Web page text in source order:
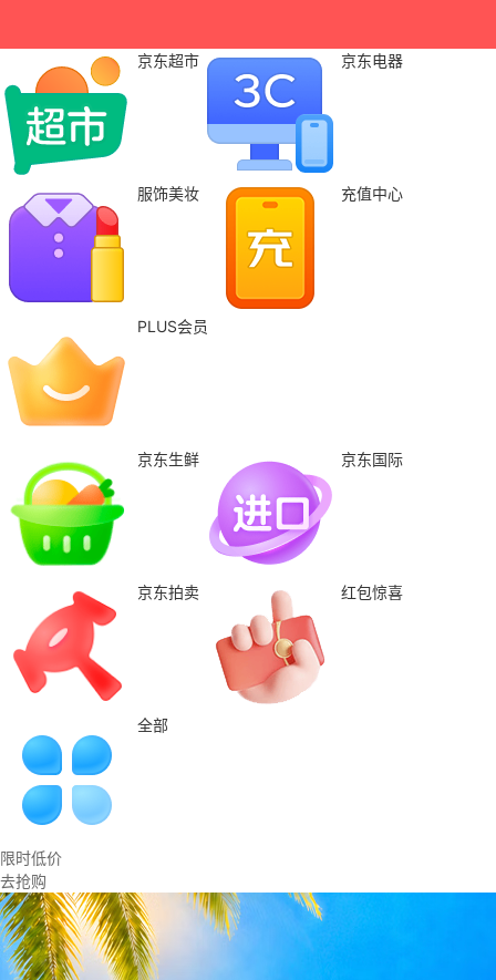
京东超市 京东电器
服饰美妆 充值中心
PLUS会员
京东生鲜 京东国际
京东拍卖 红包惊喜
全部
限时低价
去抢购